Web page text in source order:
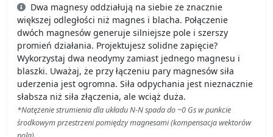
Dwa magnesy oddziałują na siebie ze znacznie
większej odległości niż magnes i blacha. Połączenie
dwóch magnesów generuje silniejsze pole i szerszy
promień działania. Projektujesz solidne zapięcie?
Wykorzystaj dwa neodymy zamiast jednego magnesu i
blaszki. Uważaj, że przy łączeniu pary magnesów siła
uderzenia jest ogromna. Siła odpychania jest nieznacznie
słabsza niż siła złączenia, ale wciąż duża.
*Natężenie strumienia dla układu N-N spada do ~0 Gs w punkcie
środkowym przestrzeni pomiędzy magnesami (kompensacja wektorów